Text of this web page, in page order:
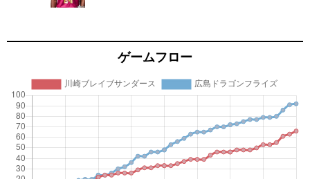
ゲームフロー